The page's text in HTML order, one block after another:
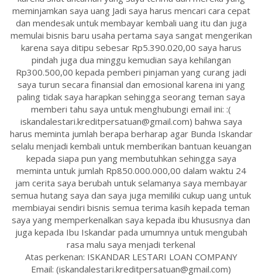
meminjamkan saya uang Jadi saya harus mencari cara cepat
dan mendesak untuk membayar kembali uang itu dan juga
memulai bisnis baru usaha pertama saya sangat mengerikan
karena saya ditipu sebesar Rp5.390.020,00 saya harus
pindah juga dua minggu kemudian saya kehilangan
Rp300.500,00 kepada pemberi pinjaman yang curang jadi
saya turun secara finansial dan emosional karena ini yang
paling tidak saya harapkan sehingga seorang teman saya
memberi tahu saya untuk menghubungi email ini: :(
iskandalestari.kreditpersatuan@gmail.com) bahwa saya
harus meminta jumlah berapa berharap agar Bunda Iskandar
selalu menjadi kembali untuk memberikan bantuan keuangan
kepada siapa pun yang membutuhkan sehingga saya
meminta untuk jumlah Rp850.000.000,00 dalam waktu 24
jam cerita saya berubah untuk selamanya saya membayar
semua hutang saya dan saya juga memiliki cukup uang untuk
membiayai sendiri bisnis semua terima kasih kepada teman
saya yang memperkenalkan saya kepada ibu khususnya dan
juga kepada Ibu Iskandar pada umumnya untuk mengubah
rasa malu saya menjadi terkenal
Atas perkenan: ISKANDAR LESTARI LOAN COMPANY
Email: (iskandalestari.kreditpersatuan@gmail.com)